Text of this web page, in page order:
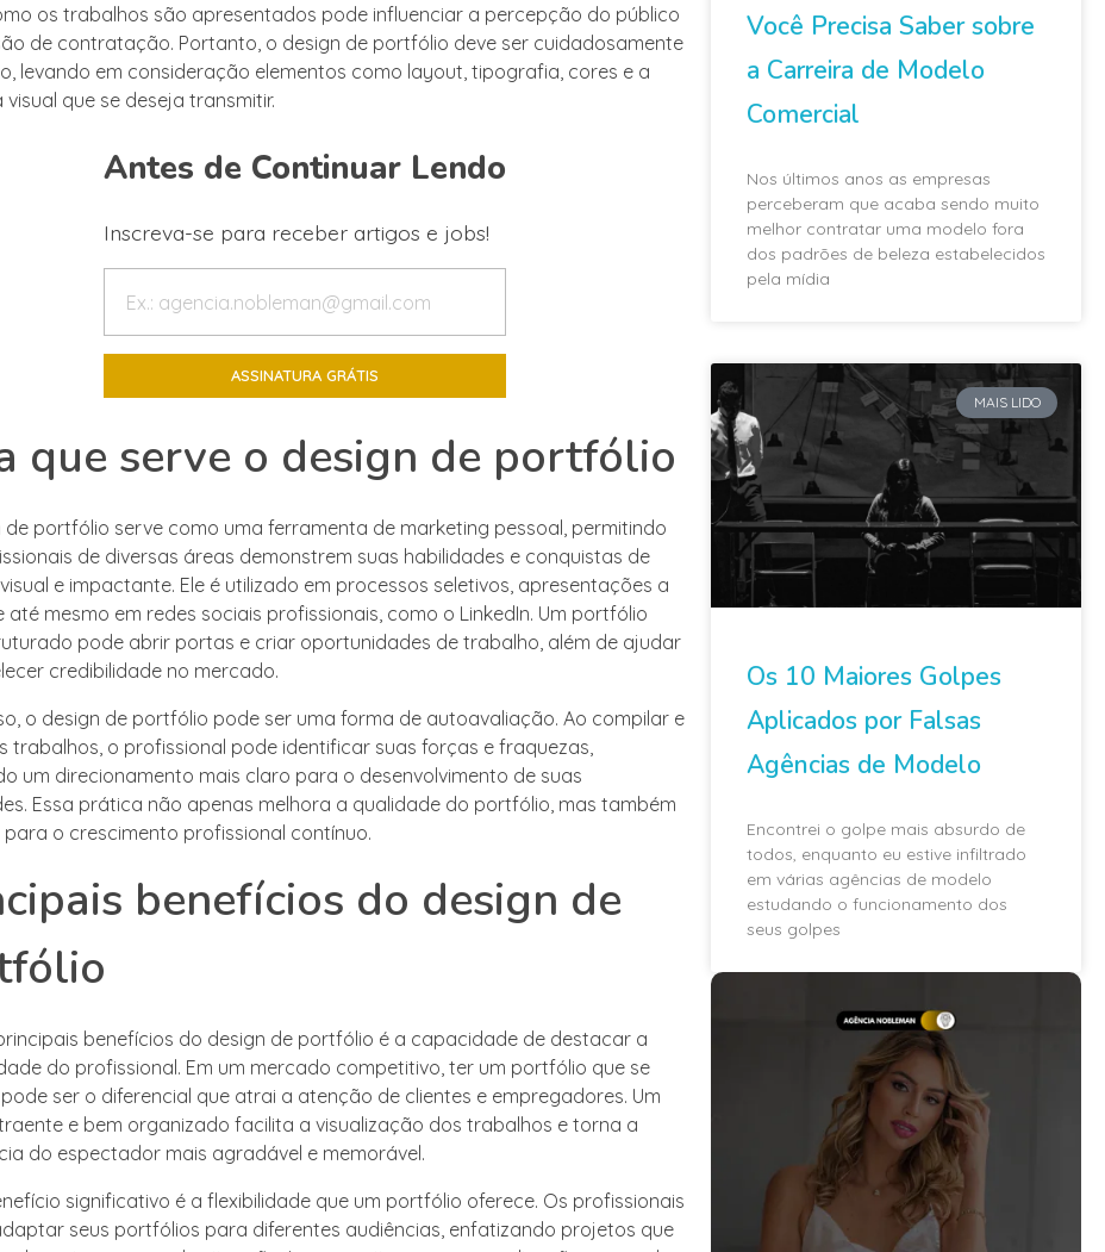
os trabalhos são apresentados pode influenciar a percepção do público
de contratação. Portanto, o design de portfólio deve ser cuidadosamente
levando em consideração elementos como layout, tipografia, cores e a
que se deseja transmitir.
Antes de Continuar Lendo
Inscreva-se para receber artigos e jobs!
que serve o design de portfólio
de portfólio serve como uma ferramenta de marketing pessoal, permitindo
de diversas áreas demonstrem suas habilidades e conquistas de
e impactante. Ele é utilizado em processos seletivos, apresentações a
até mesmo em redes sociais profissionais, como o LinkedIn. Um portfólio
pode abrir portas e criar oportunidades de trabalho, além de ajudar
credibilidade no mercado.
o design de portfólio pode ser uma forma de autoavaliação. Ao compilar e
trabalhos, o profissional pode identificar suas forças e fraquezas,
um direcionamento mais claro para o desenvolvimento de suas
Essa prática não apenas melhora a qualidade do portfólio, mas também
o crescimento profissional contínuo.
benefícios do design de
benefícios do design de portfólio é a capacidade de destacar a
do profissional. Em um mercado competitivo, ter um portfólio que se
ser o diferencial que atrai a atenção de clientes e empregadores. Um
e bem organizado facilita a visualização dos trabalhos e torna a
do espectador mais agradável e memorável.
significativo é a flexibilidade que um portfólio oferece. Os profissionais
seus portfólios para diferentes audiências, enfatizando projetos que
Você Precisa Saber sobre
a Carreira de Modelo
Comercial
Nos últimos anos as empresas
perceberam que acaba sendo muito
melhor contratar uma modelo fora
dos padrões de beleza estabelecidos
pela mídia
MAIS LIDO
Os 10 Maiores Golpes
Aplicados por Falsas
Agências de Modelo
Encontrei o golpe mais absurdo de
todos, enquanto eu estive infiltrado
em várias agências de modelo
estudando o funcionamento dos
seus golpes